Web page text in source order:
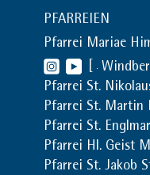
PFARREIEN
Pfarrei Mariae
Pfarrei St.
Pfarrei St. Martin
Pfarrei St. Englmar
Pfarrei Hl. Geist
Pfarrei St. Jakob